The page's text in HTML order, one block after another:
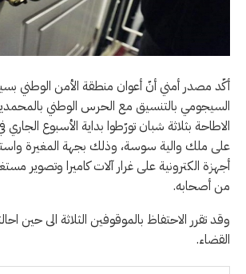
أكّد مصدر أمني أنّ أعوان منطقة الأمن الوطني
السيجومي بالتنسيق مع الحرس الوطني
الاطاحة بثلاثة شبان تورّطوا بداية الأسبوع
على ملك والية سوسة، وذلك بجهة المغيرة
أجهزة الكترونية على غرار آلات كاميرا وتصوير
من أصحابه.
وقد تقرر الاحتفاظ بالموقوفين الثلاثة الى حين
القضاء.